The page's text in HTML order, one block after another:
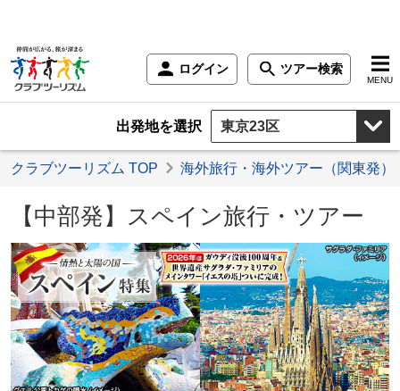
ログイン ツアー検索
MENU
出発地を選択
クラブツーリズム TOP 海外旅行・海外ツアー（関東発）
【中部発】スペイン旅行・ツアー